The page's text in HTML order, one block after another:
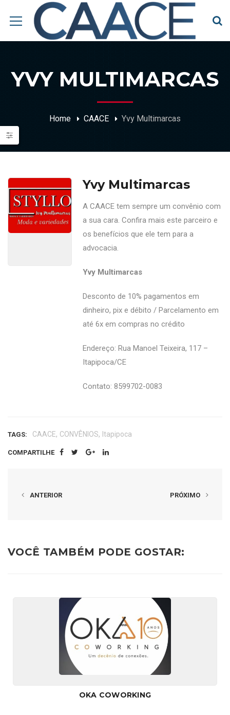
YVY MULTIMARCAS
Home CAACE Yvy Multimarcas
Yvy Multimarcas
A CAACE tem sempre um convênio com
a sua cara. Confira mais este parceiro e
os benefícios que ele tem para a
advocacia.
Yvy Multimarcas
Desconto de 10% pagamentos em
dinheiro, pix e débito / Parcelamento em
até 6x em compras no crédito
Endereço: Rua Manoel Teixeira, 117 –
Itapipoca/CE
Contato: 8599702-0083
TAGS: CAACE, CONVÊNIOS, Itapipoca
COMPARTILHE
ANTERIOR PRÓXIMO
VOCÊ TAMBÉM PODE GOSTAR:
OKA COWORKING